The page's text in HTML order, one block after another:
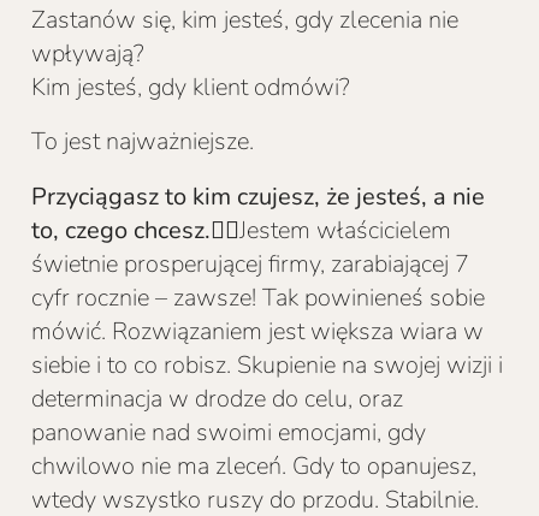
Zastanów się, kim jesteś, gdy zlecenia nie
wpływają?
Kim jesteś, gdy klient odmówi?
To jest najważniejsze.
Przyciągasz to kim czujesz, że jesteś, a nie
to, czego chcesz.👆🏻Jestem właścicielem
świetnie prosperującej firmy, zarabiającej 7
cyfr rocznie – zawsze! Tak powinieneś sobie
mówić. Rozwiązaniem jest większa wiara w
siebie i to co robisz. Skupienie na swojej wizji i
determinacja w drodze do celu, oraz
panowanie nad swoimi emocjami, gdy
chwilowo nie ma zleceń. Gdy to opanujesz,
wtedy wszystko ruszy do przodu. Stabilnie.